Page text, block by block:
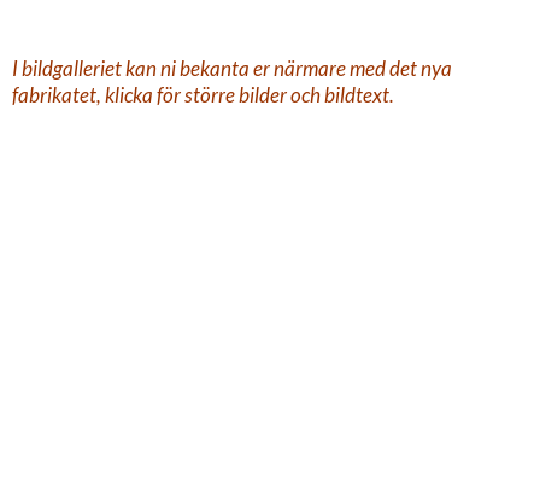
I bildgalleriet kan ni bekanta er närmare med det nya
fabrikatet, klicka för större bilder och bildtext.